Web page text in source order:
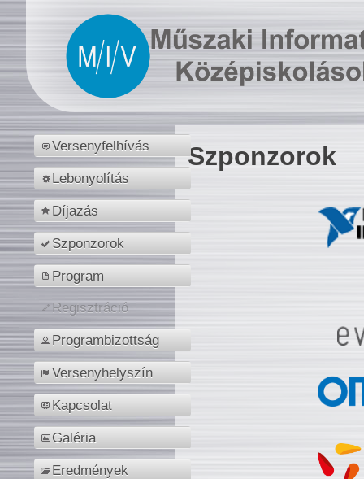
Versenyfelhívás
Lebonyolítás
Díjazás
Szponzorok
Program
Regisztráció
Programbizottság
Versenyhelyszín
Kapcsolat
Galéria
Eredmények
Szponzorok